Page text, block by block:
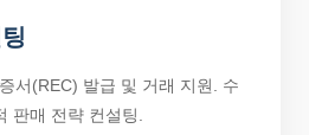
서(REC) 발급 및 거래 지원. 수
판매 전략 컨설팅.